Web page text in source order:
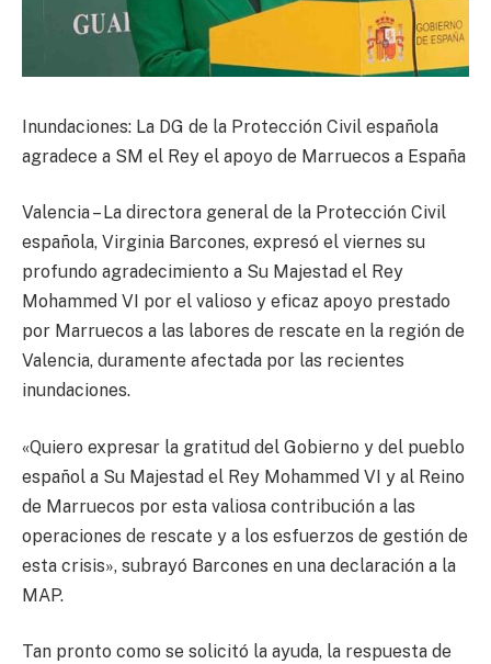
Inundaciones: La DG de la Protección Civil española
agradece a SM el Rey el apoyo de Marruecos a España
Valencia – La directora general de la Protección Civil
española, Virginia Barcones, expresó el viernes su
profundo agradecimiento a Su Majestad el Rey
Mohammed VI por el valioso y eficaz apoyo prestado
por Marruecos a las labores de rescate en la región de
Valencia, duramente afectada por las recientes
inundaciones.
«Quiero expresar la gratitud del Gobierno y del pueblo
español a Su Majestad el Rey Mohammed VI y al Reino
de Marruecos por esta valiosa contribución a las
operaciones de rescate y a los esfuerzos de gestión de
esta crisis», subrayó Barcones en una declaración a la
MAP.
Tan pronto como se solicitó la ayuda, la respuesta de